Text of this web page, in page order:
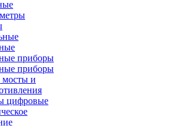
приборы
приборы
и
цифровые